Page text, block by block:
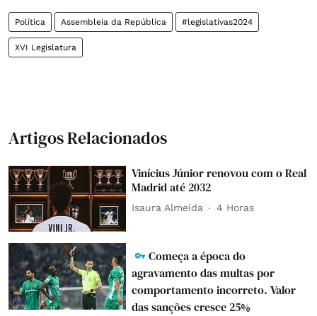
Política Assembleia da República #legislativas2024
XVI Legislatura
Artigos Relacionados
Vinícius Júnior renovou com o Real
Madrid até 2032
Isaura Almeida 4 Horas
Começa a época do
agravamento das multas por
comportamento incorreto. Valor
das sanções cresce 25%